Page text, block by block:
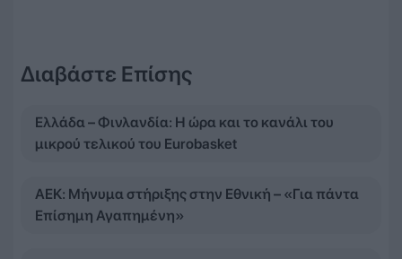
Διαβάστε Επίσης
Ελλάδα – Φινλανδία: Η ώρα και το κανάλι του
μικρού τελικού του Eurobasket
ΑΕΚ: Μήνυμα στήριξης στην Εθνική – «Για πάντα
Επίσημη Αγαπημένη»